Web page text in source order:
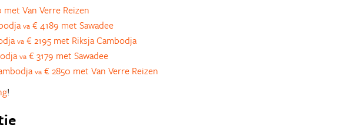
met Van Verre Reizen
va € 4189 met Sawadee
va € 2195 met Riksja Cambodja
va € 3179 met Sawadee
va € 2850 met Van Verre Reizen
!